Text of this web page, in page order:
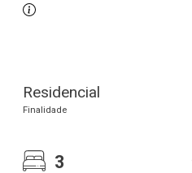
Residencial
Finalidade
3